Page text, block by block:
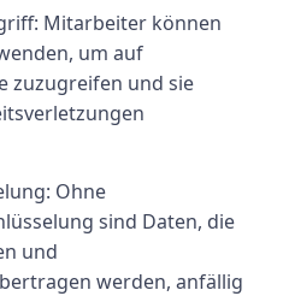
Mitarbeiter können
um auf
zuzugreifen und sie
Ohne
sind Daten, die
und
werden, anfällig